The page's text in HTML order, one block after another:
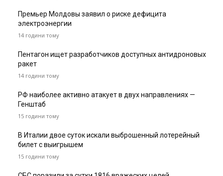
Премьер Молдовы заявил о риске дефицита
электроэнергии
14 години тому
Пентагон ищет разработчиков доступных антидроновых
ракет
14 години тому
РФ наиболее активно атакует в двух направлениях —
Генштаб
15 години тому
В Италии двое суток искали выброшенный лотерейный
билет с выигрышем
15 години тому